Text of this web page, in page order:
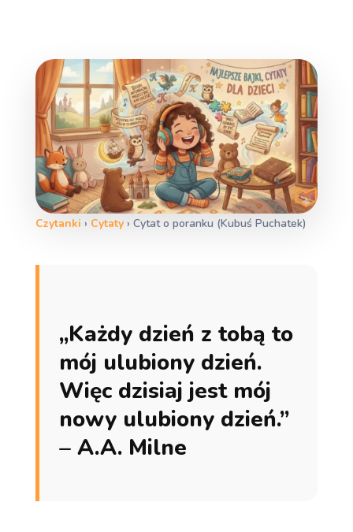
Czytanki › Cytaty› Cytat o poranku (Kubuś Puchatek)
„Każdy dzień z tobą to
mój ulubiony dzień.
Więc dzisiaj jest mój
nowy ulubiony dzień.”
– A.A. Milne